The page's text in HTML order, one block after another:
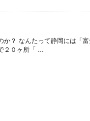
？ なんたって静岡には「
２０ヶ所「 ...